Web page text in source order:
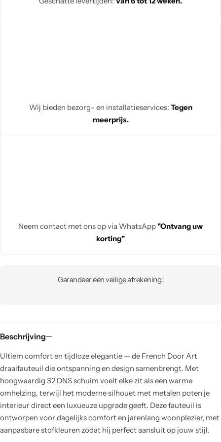
Wij bieden bezorg- en installatieservices: Tegen
meerprijs.
Neem contact met ons op via WhatsApp"Ontvang uw
korting"
Garandeer een veilige afrekening:
Beschrijving
Ultiem comfort en tijdloze elegantie — de French Door Art
draaifauteuil die ontspanning en design samenbrengt. Met
hoogwaardig 32 DNS schuim voelt elke zit als een warme
omhelzing, terwijl het moderne silhouet met metalen poten je
interieur direct een luxueuze upgrade geeft. Deze fauteuil is
ontworpen voor dagelijks comfort en jarenlang woonplezier, met
aanpasbare stofkleuren zodat hij perfect aansluit op jouw stijl.